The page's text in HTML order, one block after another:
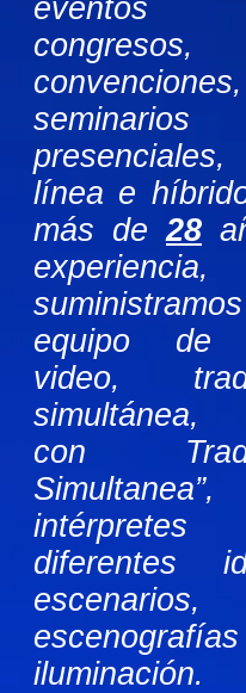
eventos
congresos,
convenciones,
seminarios
línea e
más de28
experiencia,
equipo de
video,
simultánea,
con
Simultanea”,
diferentes
escenarios,
iluminación.